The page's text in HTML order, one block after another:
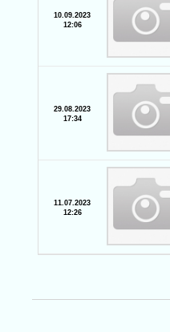
10.09.2023
12:06
29.08.2023
17:34
11.07.2023
12:26